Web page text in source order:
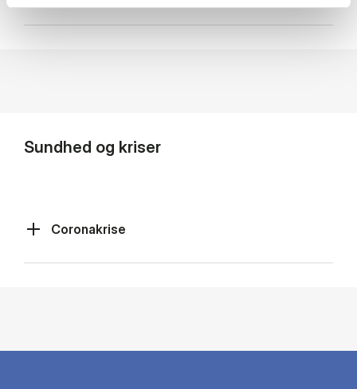
Sundhed og kriser
Coronakrise